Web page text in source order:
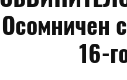
Осомничен
16-